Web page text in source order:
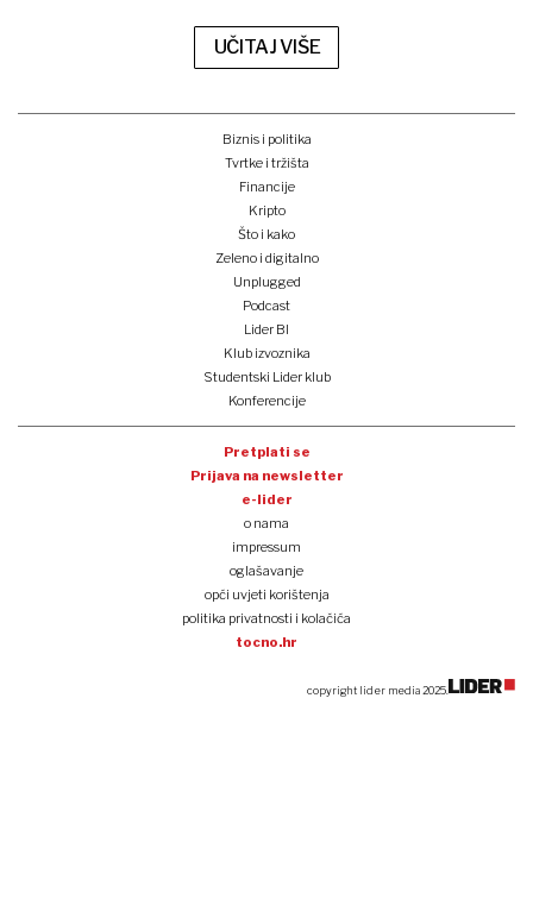
UČITAJ VIŠE
Biznis i politika
Tvrtke i tržišta
Financije
Kripto
Što i kako
Zeleno i digitalno
Unplugged
Podcast
Lider BI
Klub izvoznika
Studentski Lider klub
Konferencije
Pretplati se
Prijava na newsletter
e-lider
o nama
impressum
oglašavanje
opći uvjeti korištenja
politika privatnosti i kolačića
tocno.hr
copyright lider media 2025.